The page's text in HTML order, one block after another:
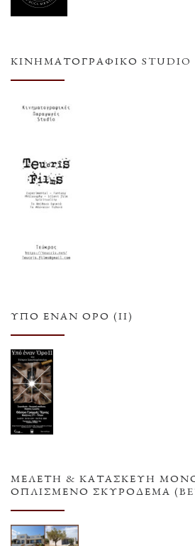
ΚΙΝΗΜΑΤΟΓΡΑΦΙΚΌ STUDIO
ΥΠΌ ΈΝΑΝ ΌΡΟ (ΙΙ)
ΜΕΛΕΤΗ & ΚΑΤΑΣΚΕΥΗ
ΟΠΛΙΣΜΕΝΟ ΣΚΥΡΟΔΕΜΑ